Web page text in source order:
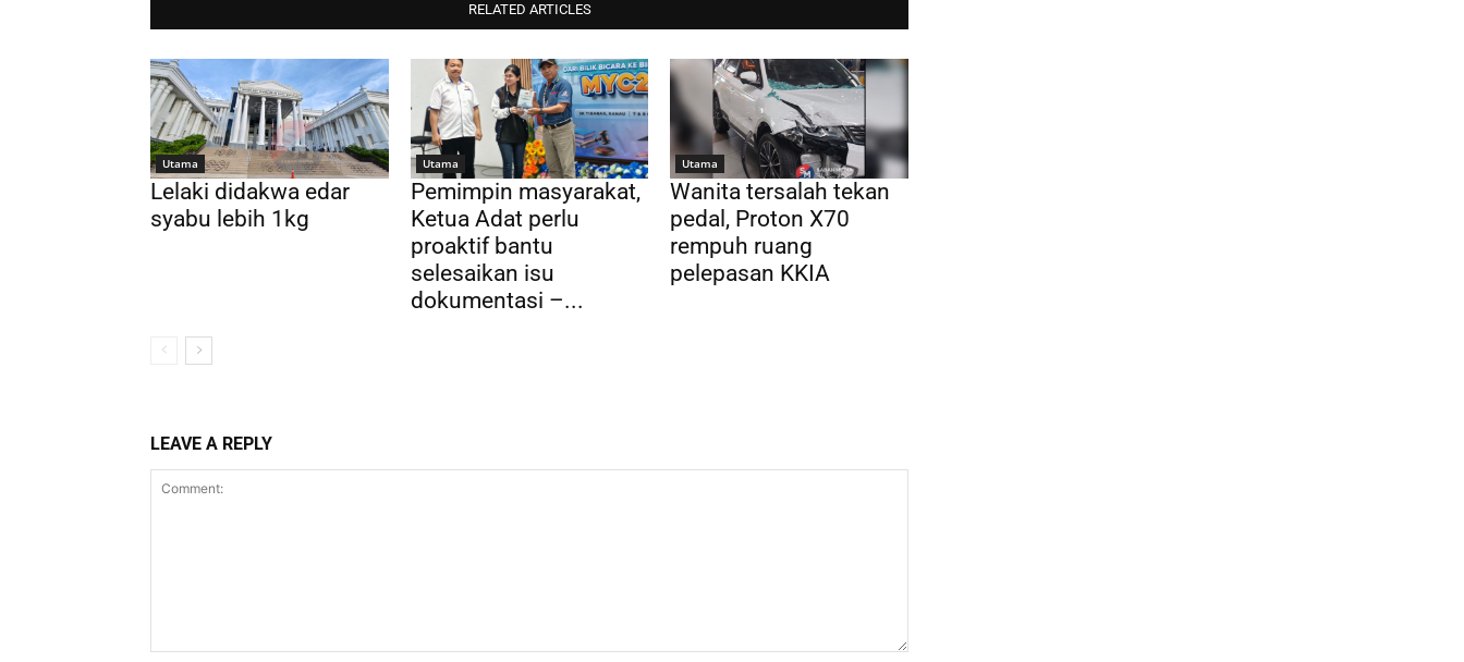
RELATED ARTICLES
Utama
Lelaki didakwa edar
syabu lebih 1kg
Utama
Pemimpin masyarakat,
Ketua Adat perlu
proaktif bantu
selesaikan isu
dokumentasi –...
Utama
Wanita tersalah tekan
pedal, Proton X70
rempuh ruang
pelepasan KKIA
LEAVE A REPLY